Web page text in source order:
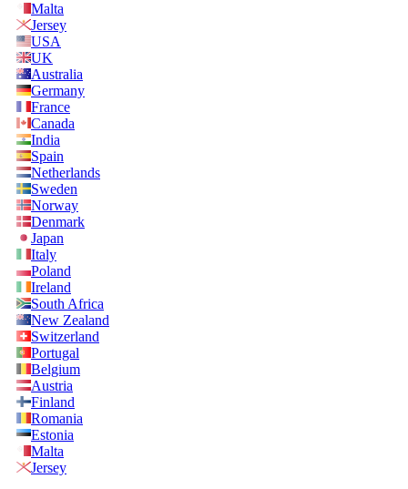
Malta
Jersey
USA
UK
Australia
Germany
France
Canada
India
Spain
Netherlands
Sweden
Norway
Denmark
Japan
Italy
Poland
Ireland
South Africa
New Zealand
Switzerland
Portugal
Belgium
Austria
Finland
Romania
Estonia
Malta
Jersey